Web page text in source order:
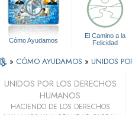
Cómo Ayudamos
El Camino a la
Felicidad
» CÓMO AYUDAMOS » UNIDOS
UNIDOS POR LOS DERECHOS
HUMANOS
HACIENDO DE LOS DERECHOS